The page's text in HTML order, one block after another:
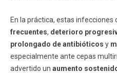
En la práctica, estas infecciones
frecuentes, deterioro
prolongado de antibióticos y
especialmente ante cepas
advertido un aumento